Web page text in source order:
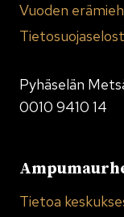
Vuoden
Pyhäselän
0010 9410 14
Tietoa